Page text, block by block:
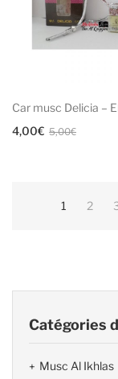
Car musc Delicia –
5,00€Le
5,00€.
4,00€
Le
4,00€.
1 2
Catégories
Musc Al Ikhlas